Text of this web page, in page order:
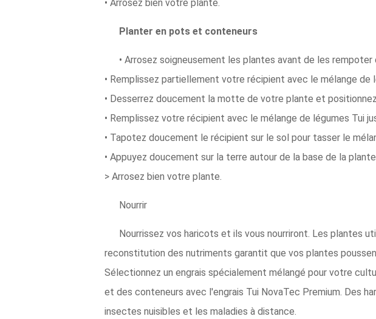
• Arrosez bien votre plante.
Planter en pots et conteneurs
• Arrosez soigneusement les plantes avant de les
• Remplissez partiellement votre récipient avec le mélange de
• Desserrez doucement la motte de votre plante et
• Remplissez votre récipient avec le mélange de légumes Tui
• Tapotez doucement le récipient sur le sol pour tasser le
• Appuyez doucement sur la terre autour de la base de la
> Arrosez bien votre plante.
Nourrir
Nourrissez vos haricots et ils vous nourriront. Les plantes
reconstitution des nutriments garantit que vos plantes
Sélectionnez un engrais spécialement mélangé pour votre
et des conteneurs avec l'engrais Tui NovaTec Premium. Des
insectes nuisibles et les maladies à distance.